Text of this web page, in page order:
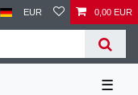
EUR 0,00 EUR
☰